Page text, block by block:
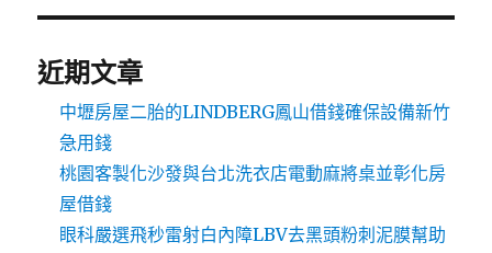
近期文章
中壢房屋二胎的LINDBERG鳳山借錢確保設備新竹
急用錢
桃園客製化沙發與台北洗衣店電動麻將桌並彰化房
屋借錢
眼科嚴選飛秒雷射白內障LBV去黑頭粉刺泥膜幫助